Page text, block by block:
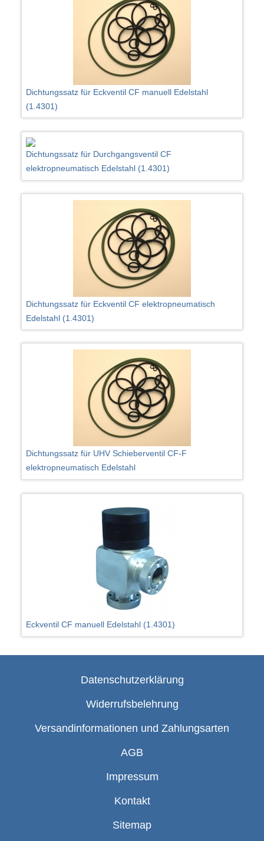
Dichtungssatz für Eckventil CF manuell Edelstahl
(1.4301)
Dichtungssatz für Durchgangsventil CF
elektropneumatisch Edelstahl (1.4301)
Dichtungssatz für Eckventil CF elektropneumatisch
Edelstahl (1.4301)
Dichtungssatz für UHV Schieberventil CF-F
elektropneumatisch Edelstahl
Eckventil CF manuell Edelstahl (1.4301)
Datenschutzerklärung
Widerrufsbelehrung
Versandinformationen und Zahlungsarten
AGB
Impressum
Kontakt
Sitemap